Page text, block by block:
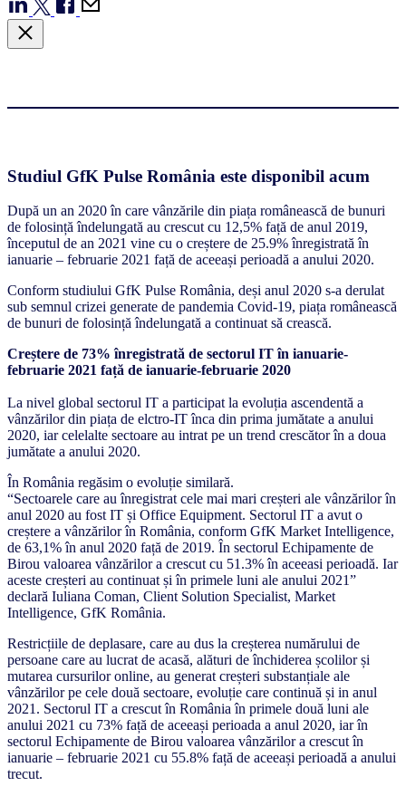
Studiul GfK Pulse România este disponibil acum
După un an 2020 în care vânzările din piața românească de bunuri
de folosință îndelungată au crescut cu 12,5% față de anul 2019,
începutul de an 2021 vine cu o creștere de 25.9% înregistrată în
ianuarie – februarie 2021 față de aceeași perioadă a anului 2020.
Conform studiului GfK Pulse România, deși anul 2020 s-a derulat
sub semnul crizei generate de pandemia Covid-19, piața românească
de bunuri de folosință îndelungată a continuat să crească.
Creștere de 73% înregistrată de sectorul IT în ianuarie-
februarie 2021 față de ianuarie-februarie 2020
La nivel global sectorul IT a participat la evoluția ascendentă a
vânzărilor din piața de elctro-IT înca din prima jumătate a anului
2020, iar celelalte sectoare au intrat pe un trend crescător în a doua
jumătate a anului 2020.
În România regăsim o evoluție similară.
“Sectoarele care au înregistrat cele mai mari creșteri ale vânzărilor în
anul 2020 au fost IT și Office Equipment. Sectorul IT a avut o
creștere a vânzărilor în România, conform GfK Market Intelligence,
de 63,1% în anul 2020 față de 2019. În sectorul Echipamente de
Birou valoarea vânzărilor a crescut cu 51.3% în aceeasi perioadă. Iar
aceste creșteri au continuat și în primele luni ale anului 2021”
declară Iuliana Coman, Client Solution Specialist, Market
Intelligence, GfK România.
Restricțiile de deplasare, care au dus la creșterea numărului de
persoane care au lucrat de acasă, alături de închiderea școlilor și
mutarea cursurilor online, au generat creșteri substanțiale ale
vânzărilor pe cele două sectoare, evoluție care continuă și in anul
2021. Sectorul IT a crescut în România în primele două luni ale
anului 2021 cu 73% față de aceeași perioada a anul 2020, iar în
sectorul Echipamente de Birou valoarea vânzărilor a crescut în
ianuarie – februarie 2021 cu 55.8% față de aceeași perioadă a anului
trecut.